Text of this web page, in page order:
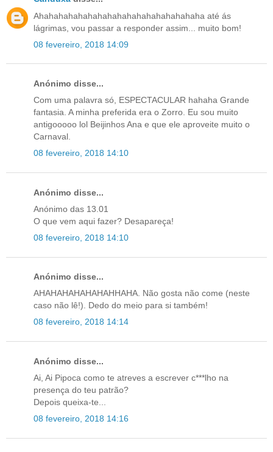
Ahahahahahahahahahahahahahahahahaha até ás
lágrimas, vou passar a responder assim... muito bom!
08 fevereiro, 2018 14:09
Anónimo disse...
Com uma palavra só, ESPECTACULAR hahaha Grande
fantasia. A minha preferida era o Zorro. Eu sou muito
antigooooo lol Beijinhos Ana e que ele aproveite muito o
Carnaval.
08 fevereiro, 2018 14:10
Anónimo disse...
Anónimo das 13.01
O que vem aqui fazer? Desapareça!
08 fevereiro, 2018 14:10
Anónimo disse...
AHAHAHAHAHAHAHHAHA. Não gosta não come (neste
caso não lê!). Dedo do meio para si também!
08 fevereiro, 2018 14:14
Anónimo disse...
Ai, Ai Pipoca como te atreves a escrever c***lho na
presença do teu patrão?
Depois queixa-te...
08 fevereiro, 2018 14:16